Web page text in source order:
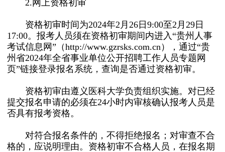
2.网上资格初审
资格初审时间为2024年2月26日9:00至2月29日
17:00。报考人员须在资格初审期间内进入“贵州人事
考试信息网”（http://www.gzrsks.com.cn），通过“贵
州省2024年全省事业单位公开招聘工作人员专题网
页”链接登录报名系统，查询是否通过资格初审。
资格初审由遵义医科大学负责组织实施。对已经
提交报名申请的必须在24小时内审核确认报考人员是
否具有报考资格。
对符合报名条件的，不得拒绝报名；对审查不合
格的，应说明理由。资格初审不合格人员，在报名期